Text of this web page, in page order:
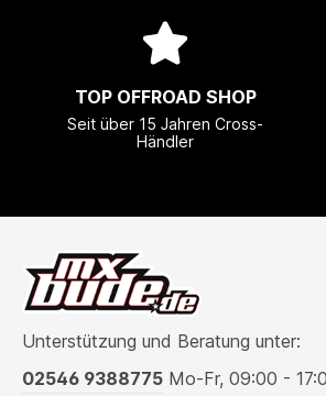
TOP OFFROAD SHOP
Seit über 15 Jahren Cross-
Händler
Unterstützung und Beratung unter:
02546 9388775 Mo-Fr, 09:00 -